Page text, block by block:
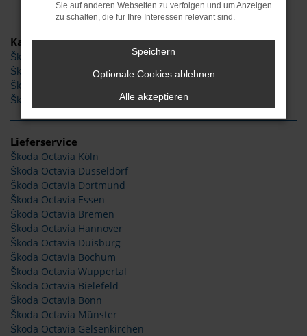
Kategorie
Škoda Octavia Tageszulassung
Škoda Octavia
Škoda Octavia Gebrauchtwagen
Škoda Octavia Jahreswagen
Lieferservice
Škoda Octavia Köln
Škoda Octavia Düsseldorf
Škoda Octavia Dortmund
Škoda Octavia Essen
Škoda Octavia Bremen
Škoda Octavia Hannover
Škoda Octavia Duisburg
Škoda Octavia Bochum
Škoda Octavia Wuppertal
Škoda Octavia Bielefeld
Škoda Octavia Bonn
Škoda Octavia Münster
Škoda Octavia Gelsenkirchen
Sie auf anderen Webseiten zu verfolgen und um Anzeigen
zu schalten, die für Ihre Interessen relevant sind.
Speichern
Optionale Cookies ablehnen
Alle akzeptieren